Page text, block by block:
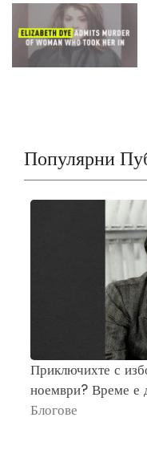
Популярни
Приключихте с
ноември? Време е
Блогове